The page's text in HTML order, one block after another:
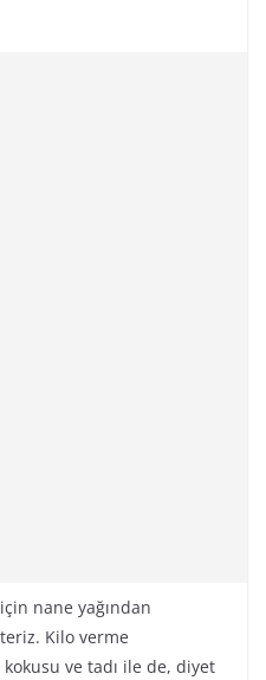
nane yağından
Kilo verme
ve tadı ile de, diyet